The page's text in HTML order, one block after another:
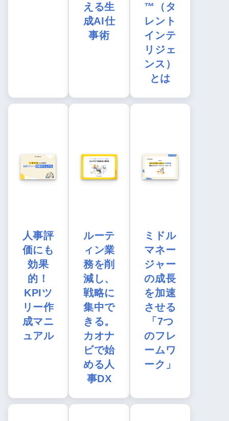
える生
成AI仕
事術
™（タ
レント
インテ
リジェ
ンス）
とは
人事評
価にも
効果
的！
KPIツ
リー作
成マニ
ュアル
ルーテ
ィン業
務を削
減し、
戦略に
集中で
きる。
カオナ
ビで始
める人
事DX
ミドル
マネー
ジャー
の成長
を加速
させる
「7つ
のフレ
ームワ
ーク」